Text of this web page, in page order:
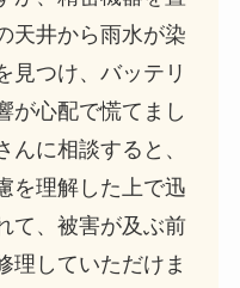
天井から雨水が染
見つけ、バッテリ
が心配で慌てまし
んに相談すると、
を理解した上で迅
て、被害が及ぶ前
理していただけま